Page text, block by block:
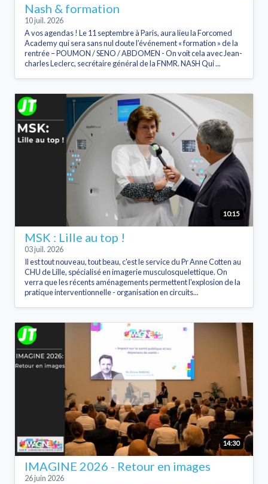
Nash & formation
10 juil. 2026
A vos agendas ! Le 11 septembre à Paris, aura lieu la Forcomed
Academy qui sera sans nul doute l’événement « formation » de la
rentrée – POUMON / SENO / ABDOMEN - On voit cela avec Jean-
charles Leclerc, secrétaire général de la FNMR. NASH Qui ...
10:15
MSK : Lille au top !
03 juil. 2026
Il est tout nouveau, tout beau, c'est le service du Pr Anne Cotten au
CHU de Lille, spécialisé en imagerie musculosquelettique. On
verra que les récents aménagements permettent l'explosion de la
pratique interventionnelle - organisation en circuits...
14:30
IMAGINE 2026 - Retour en images
26 juin 2026